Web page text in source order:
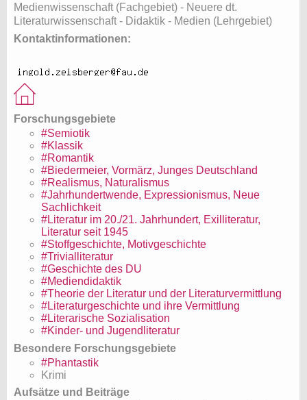
Medienwissenschaft (Fachgebiet) - Neuere dt.
Literaturwissenschaft - Didaktik - Medien (Lehrgebiet)
Kontaktinformationen:
Forschungsgebiete
#Semiotik
#Klassik
#Romantik
#Biedermeier, Vormärz, Junges Deutschland
#Realismus, Naturalismus
#Jahrhundertwende, Expressionismus, Neue
Sachlichkeit
#Literatur im 20./21. Jahrhundert, Exilliteratur,
Literatur seit 1945
#Stoffgeschichte, Motivgeschichte
#Trivialliteratur
#Geschichte des DU
#Mediendidaktik
#Theorie der Literatur und der Literaturvermittlung
#Literaturgeschichte und ihre Vermittlung
#Literarische Sozialisation
#Kinder- und Jugendliteratur
Besondere Forschungsgebiete
#Phantastik
Krimi
Aufsätze und Beiträge